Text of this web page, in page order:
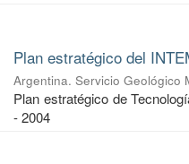
Plan estratégico del
Argentina. Servicio Geológico
Plan estratégico de
- 2004